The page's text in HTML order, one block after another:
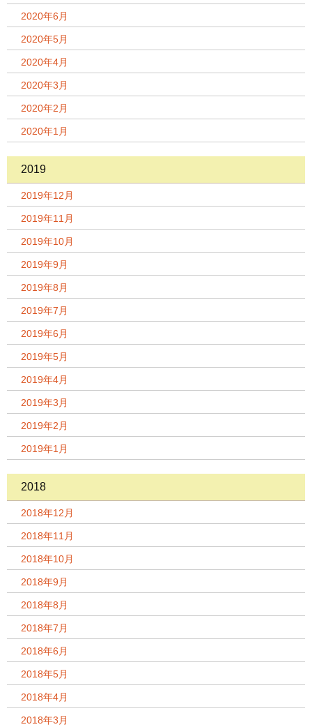
2020年6月
2020年5月
2020年4月
2020年3月
2020年2月
2020年1月
2019
2019年12月
2019年11月
2019年10月
2019年9月
2019年8月
2019年7月
2019年6月
2019年5月
2019年4月
2019年3月
2019年2月
2019年1月
2018
2018年12月
2018年11月
2018年10月
2018年9月
2018年8月
2018年7月
2018年6月
2018年5月
2018年4月
2018年3月